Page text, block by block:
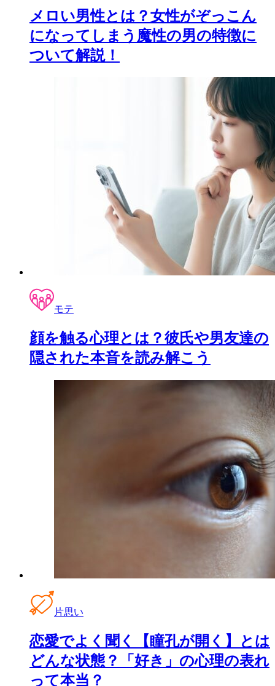
メロい男性とは？女性がぞっこん
になってしまう魔性の男の特徴に
ついて解説！
モテ
顔を触る心理とは？彼氏や男友達の
隠された本音を読み解こう
片思い
恋愛でよく聞く【瞳孔が開く】とは
どんな状態？「好き」の心理の表れ
って本当？